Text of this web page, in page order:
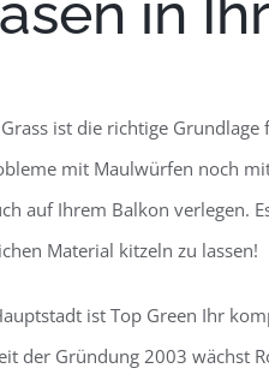
ist die richtige
mit Maulwürfen noch
auf Ihrem Balkon verlegen.
Material kitzeln zu lassen!
ist Top Green Ihr
der Gründung 2003 wächst